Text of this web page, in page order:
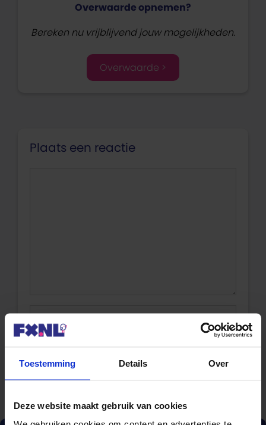
Toestemming Details Over
Deze website maakt gebruik van cookies
Overwaarde opnemen?
Bereken nu vrijblijvend jouw mogelijkheden.
Overwaarde >
Plaats een reactie
Naam